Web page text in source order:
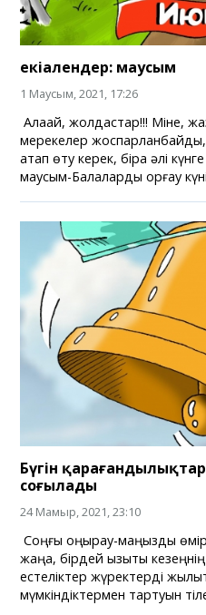
екіалендер: маусым
1 Маусым, 2021, 17:26
Алақай, жолдастар!!! Міне,
мерекелер
атап өту керек, бірақ әлі
маусым-Балаларды қорғау
Бүгін
соғылады
24 Мамыр, 2021, 23:10
Соңғы қоңырау-маңызды
жаңа, бірдей қызықты
естеліктер жүректерді
мүмкіндіктермен тартуын